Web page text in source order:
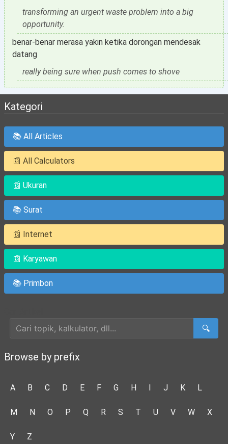
transforming an urgent waste problem into a big
opportunity.
benar-benar merasa yakin ketika dorongan mendesak
datang
really being sure when push comes to shove
Kategori
📚 All Articles
📰 All Calculators
📰 Ukuran
📚 Surat
📰 Internet
📰 Karyawan
📚 Primbon
🔍
Browse by prefix
A B C D E F G H I J K L
M N O P Q R S T U V W X
Y Z